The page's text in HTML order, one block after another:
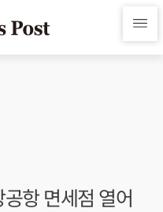
항 면세점 열어